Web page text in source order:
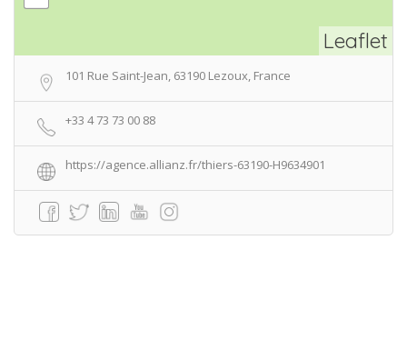
Leaflet
101 Rue Saint-Jean, 63190 Lezoux, France
+33 4 73 73 00 88
https://agence.allianz.fr/thiers-63190-H9634901